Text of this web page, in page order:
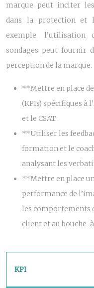
marque peut inciter
dans la protection et
exemple, l’utilisation
sondages peut fournir
perception de la marque.
**Mettre en place
(KPIs) spécifiques à
et le CSAT.
**Utiliser les
formation et le
analysant les
**Mettre en place
performance de
les comportements
client et au
KPI